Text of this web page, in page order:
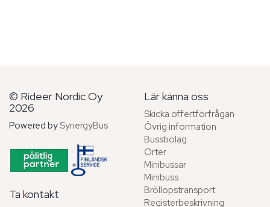
© Rideer Nordic Oy
2026
Powered by SynergyBus
Ta kontakt
Lär känna oss
Skicka offertförfrågan
Övrig information
Bussbolag
Orter
Minibussar
Minibuss
Bröllopstransport
Registerbeskrivning